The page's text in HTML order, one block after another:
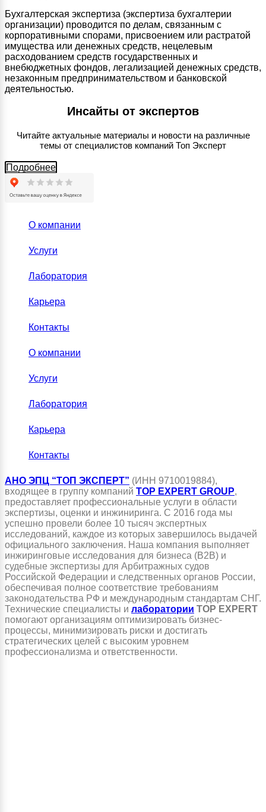
Бухгалтерская экспертиза (экспертиза бухгалтерии
организации) проводится по делам, связанным с
корпоративными спорами, присвоением или растратой
имущества или денежных средств, нецелевым
расходованием средств государственных и
внебюджетных фондов, легализацией денежных средств,
незаконным предпринимательством и банковской
деятельностью.
Инсайты от экспертов
Читайте актуальные материалы и новости на различные
темы от специалистов компаний Топ Эксперт
Подробнее
О компании
Услуги
Лаборатория
Карьера
Контакты
О компании
Услуги
Лаборатория
Карьера
Контакты
АНО ЭПЦ “ТОП ЭКСПЕРТ” (ИНН 9710019884),
входящее в группу компаний TOP EXPERT GROUP,
предоставляет профессиональные услуги в области
экспертизы, оценки и инжиниринга. С 2016 года мы
успешно провели более 10 тысяч экспертных
исследований, каждое из которых завершилось выдачей
официального заключения. Наша компания выполняет
инжиринговые исследования для бизнеса (B2B) и
судебные экспертизы для Арбитражных судов
Российской Федерации и следственных органов России,
обеспечивая полное соответствие требованиям
законодательства РФ и международным стандартам СНГ.
Технические специалисты и лаборатории TOP EXPERT
помогают организациям оптимизировать бизнес-
процессы, минимизировать риски и достигать
стратегических целей с высоким уровнем
профессионализма и ответственности.